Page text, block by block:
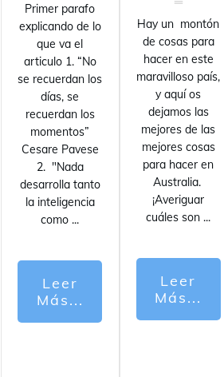
Primer parafo
explicando de lo
que va el
articulo 1. “No
se recuerdan los
días, se
recuerdan los
momentos”
Cesare Pavese
2. "Nada
desarrolla tanto
la inteligencia
como ...
Leer
Más...
Hay un montón
de cosas para
hacer en este
maravilloso país,
y aquí os
dejamos las
mejores de las
mejores cosas
para hacer en
Australia.
¡Averiguar
cuáles son ...
Leer
Más...